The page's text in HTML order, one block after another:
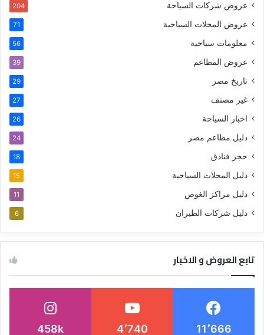
عروض شركات السياحة 204
عروض المحلات السياحية 71
معلومات سياحية 56
عروض المطاعم 39
تاريخ مصر 29
غير مصنف 27
اخبار السياحة 26
دليل مطاعم مصر 24
حجز فنادق 18
دليل المحلات السياحية 15
دليل مراكز الغوص 11
دليل شركات الطيران 6
تابع العروض و الاخبار
11٬666 4٬740 458k